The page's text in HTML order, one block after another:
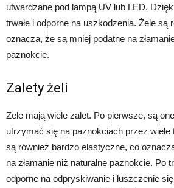
utwardzane pod lampą UV lub LED.
trwałe i odporne na uszkodzenia. Żele są
oznacza, że są mniej podatne na
paznokcie.
Zalety żeli
Żele mają wiele zalet. Po pierwsze, są
utrzymać się na paznokciach przez wiele
są również bardzo elastyczne, co
na złamanie niż naturalne paznokcie. Po
odporne na odpryskiwanie i łuszczenie